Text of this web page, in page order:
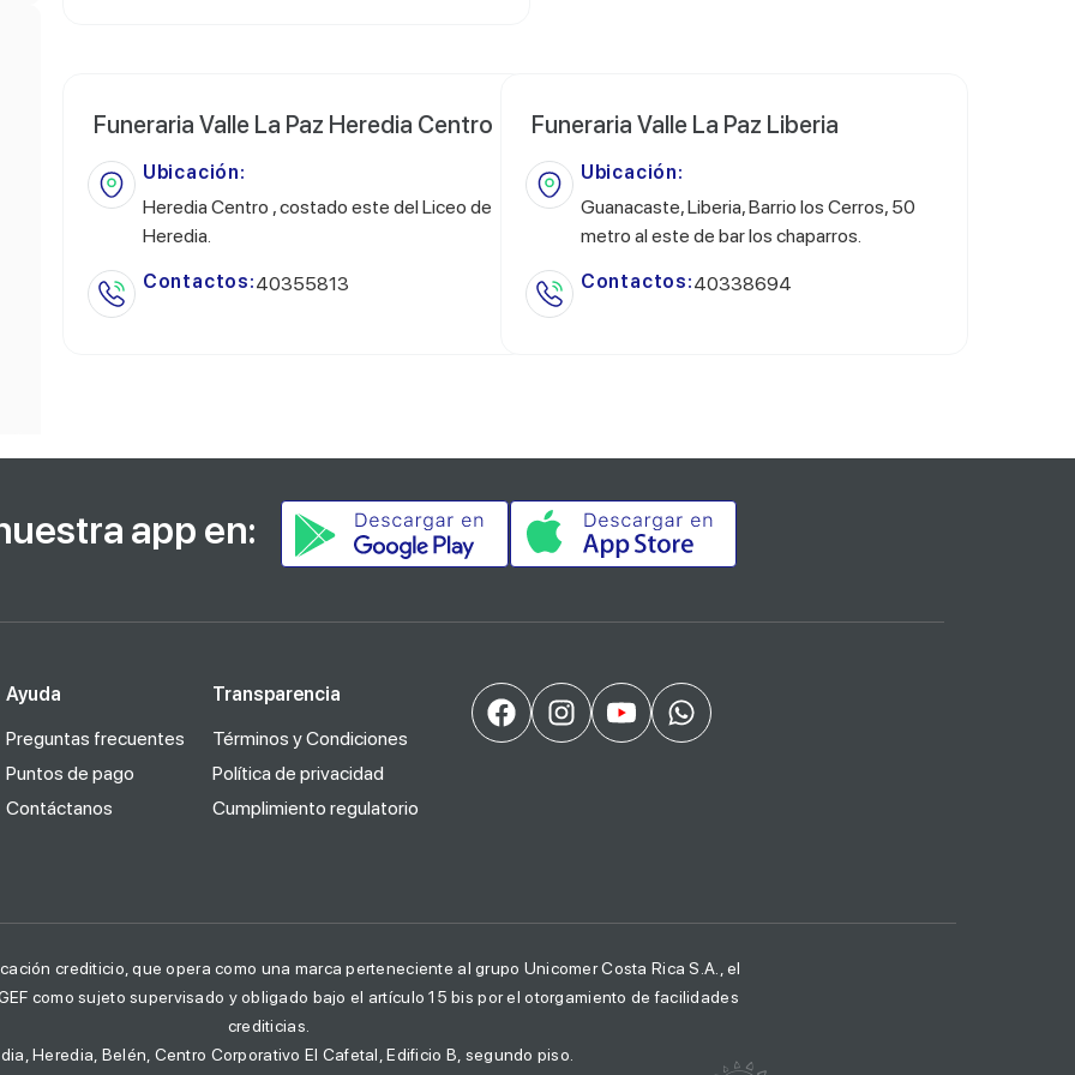
Funeraria Valle La Paz Heredia Centro
Ubicación:
Heredia Centro , costado este del Liceo de
Heredia.
Contactos:40355813
Funeraria Valle La Paz Liberia
Ubicación:
Guanacaste, Liberia, Barrio los Cerros, 50
metro al este de bar los chaparros.
Contactos:40338694
app en:
Ayuda
Preguntas frecuentes
Puntos de pago
Contáctanos
Transparencia
Términos y Condiciones
Política de privacidad
Cumplimiento regulatorio
crediticio, que opera como una marca perteneciente al grupo Unicomer Costa Rica S.A., el
como sujeto supervisado y obligado bajo el artículo 15 bis por el otorgamiento de facilidades
crediticias.
Heredia, Belén, Centro Corporativo El Cafetal, Edificio B, segundo piso.